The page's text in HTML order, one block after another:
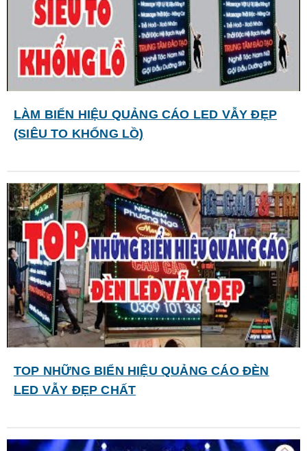
LÀM BIỂN HIỆU QUẢNG CÁO LED VẪY ĐẸP
(SIÊU TO KHỔNG LỒ)
TOP NHỮNG BIỂN HIỆU QUẢNG CÁO ĐÈN
LED VẪY ĐẸP CHẤT